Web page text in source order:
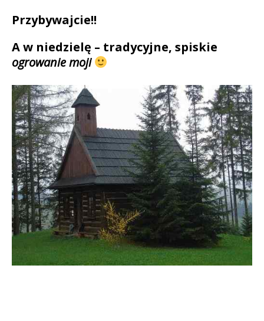
Przybywajcie!!
A w niedzielę – tradycyjne, spiskie
ogrowanie moji